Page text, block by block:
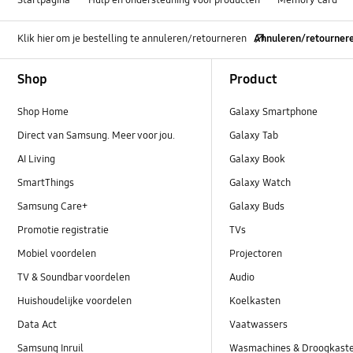
Klik hier om je bestelling te annuleren/retourneren Annuleren/
Shop
Shop Home
Direct van Samsung. Meer voor jou.
AI Living
SmartThings
Samsung Care+
Promotie registratie
Mobiel voordelen
TV & Soundbar voordelen
Huishoudelijke voordelen
Data Act
Samsung Inruil
Product
Galaxy Smartphone
Galaxy Tab
Galaxy Book
Galaxy Watch
Galaxy Buds
TVs
Projectoren
Audio
Koelkasten
Vaatwassers
Wasmachines &